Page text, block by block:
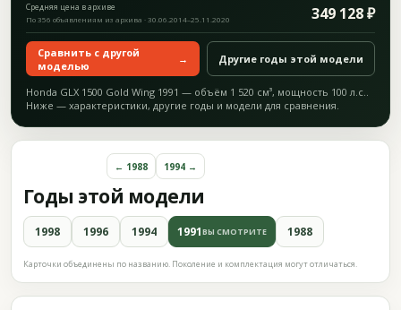
Средняя цена в архиве 349 128 ₽
По 356 объявлениям из архива · 30.06.2014–25.11.2020
Сравнить с другой
моделью
→ Другие годы этой модели
Honda GLX 1500 Gold Wing 1991 — объём 1 520 см³, мощность 100 л.с..
Ниже — характеристики, другие годы и модели для сравнения.
Годы этой модели
← 1988 1994 →
1998 1996 1994 1991ВЫ СМОТРИТЕ 1988
Карточки объединены по названию. Поколение и комплектация могут отличаться.